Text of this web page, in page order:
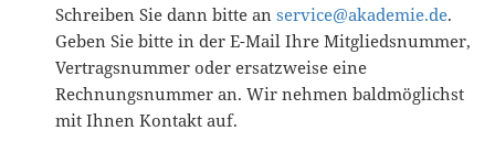
Schreiben Sie dann bitte an service@akademie.de.
Geben Sie bitte in der E-Mail Ihre Mitgliedsnummer,
Vertragsnummer oder ersatzweise eine
Rechnungsnummer an. Wir nehmen baldmöglichst
mit Ihnen Kontakt auf.